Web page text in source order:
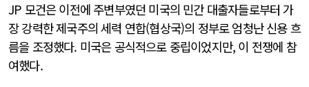
JP 모건은 이전에 주변부였던 미국의 민간 대출자들로부터 가
장 강력한 제국주의 세력 연합(협상국)의 정부로 엄청난 신용 흐
름을 조정했다. 미국은 공식적으로 중립이었지만, 이 전쟁에 참
여했다.